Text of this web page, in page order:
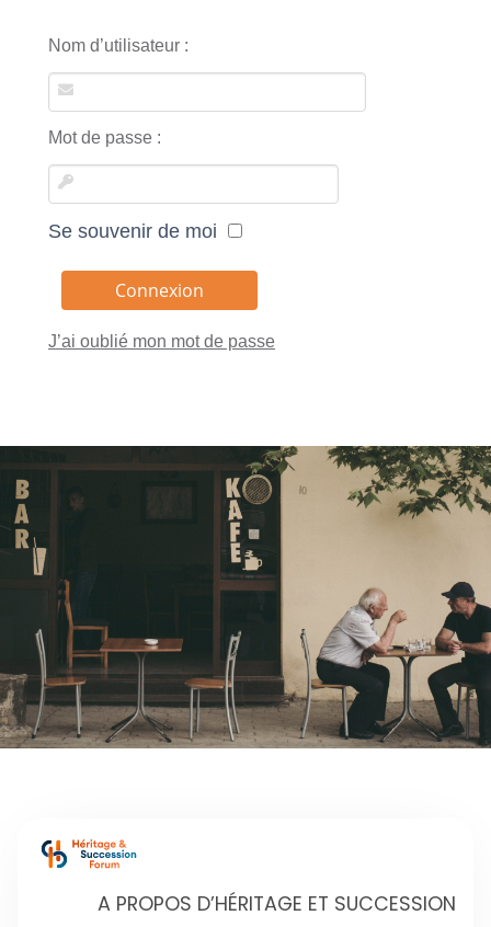
Nom d’utilisateur :
Mot de passe :
Se souvenir de moi
J’ai oublié mon mot de passe
A PROPOS D’HÉRITAGE ET SUCCESSION